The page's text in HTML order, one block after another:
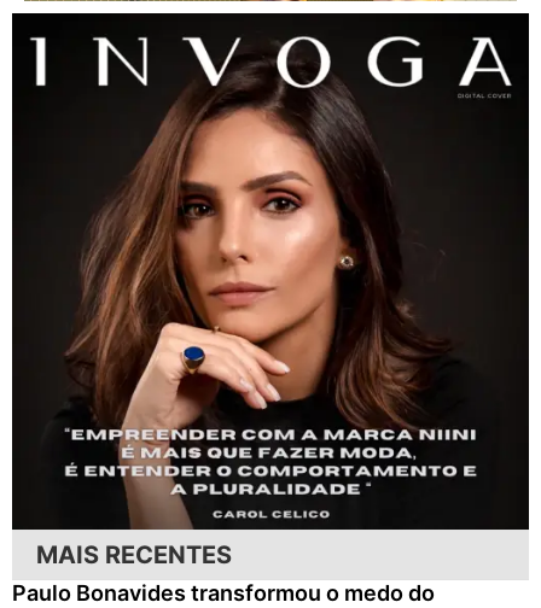
MAIS RECENTES
Paulo Bonavides transformou o medo do